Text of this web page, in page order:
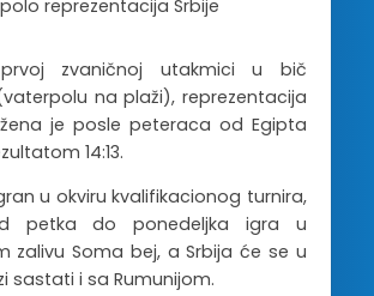
zvaničnoj utakmici u bič
na plaži), reprezentacija
je posle peteraca od Egipta
14:13.
u okviru kvalifikacionog turnira,
petka do ponedeljka igra u
zalivu Soma bej, a Srbija će se u
sastati i sa Rumunijom.